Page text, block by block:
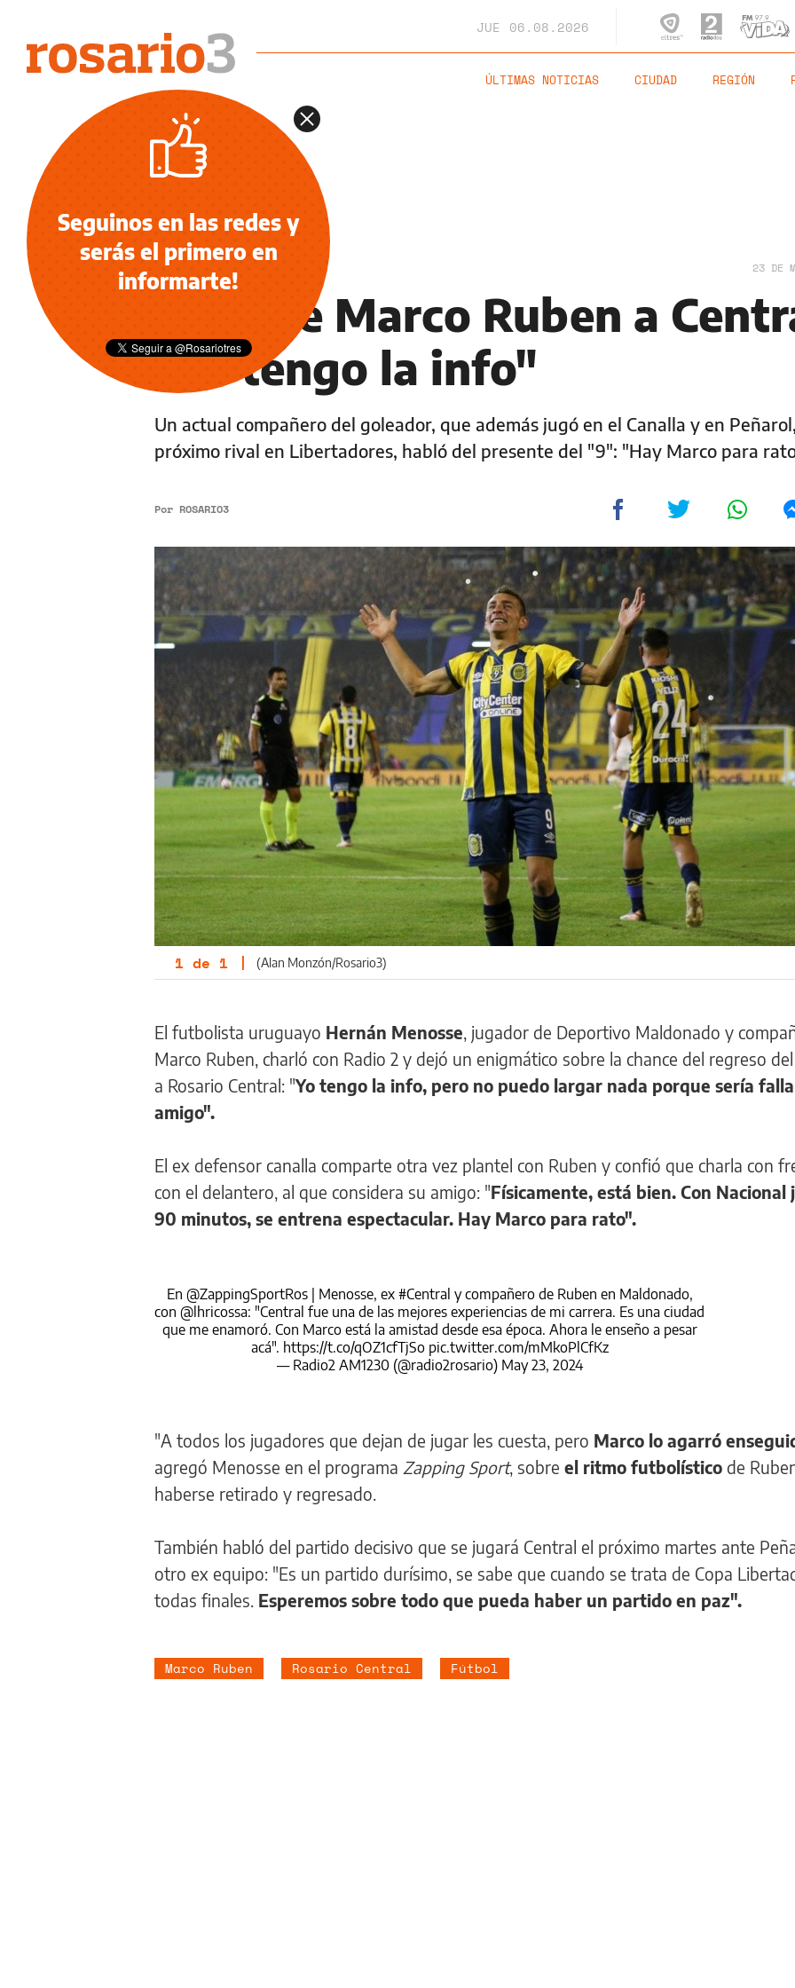
JUE 06.08.2026
ÚLTIMAS NOTICIAS CIUDAD REGIÓN
DEPORTES 23 DE
¿Vuelve Marco Ruben a
"Yo tengo la info"
Un actual compañero del goleador, que además jugó en el Canalla y en
próximo rival en Libertadores, habló del presente del "9": "Hay Marco para
Por ROSARIO3
1 de 1 | (Alan Monzón/Rosario3)
El futbolista uruguayo Hernán Menosse , jugador de Deportivo Maldonado y
Marco Ruben, charló con Radio 2 y dejó un enigmático sobre la chance del regreso
a Rosario Central: "Yo tengo la info, pero no puedo largar nada porque sería
amigo".
El ex defensor canalla comparte otra vez plantel con Ruben y confió que charla con
con el delantero, al que considera su amigo: "Físicamente, está bien. Con Nacional
90 minutos, se entrena espectacular. Hay Marco para rato".
En @ZappingSportRos| Menosse, ex #Central y compañero de Ruben en Maldonado,
con @lhricossa: "Central fue una de las mejores experiencias de mi carrera. Es una ciudad
que me enamoró. Con Marco está la amistad desde esa época. Ahora le enseño a pesar
acá". https://t.co/qOZ1cfTjSo pic.twitter.com/mMkoPlCfKz
— Radio2 AM1230 (@radio2rosario) May 23, 2024
"A todos los jugadores que dejan de jugar les cuesta, pero Marco lo agarró
agregó Menosse en el programa Zapping Sport, sobre el ritmo futbolístico de
haberse retirado y regresado.
También habló del partido decisivo que se jugará Central el próximo martes ante
otro ex equipo: "Es un partido durísimo, se sabe que cuando se trata de Copa
todas finales. Esperemos sobre todo que pueda haber un partido en paz".
Marco Ruben Rosario Central Fútbol
Seguinos en las redes y
serás el primero en
informarte!